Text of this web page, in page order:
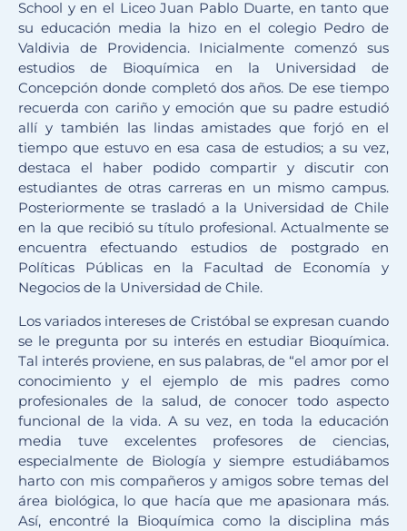
School y en el Liceo Juan Pablo Duarte, en tanto que
su educación media la hizo en el colegio Pedro de
Valdivia de Providencia. Inicialmente comenzó sus
estudios de Bioquímica en la Universidad de
Concepción donde completó dos años. De ese tiempo
recuerda con cariño y emoción que su padre estudió
allí y también las lindas amistades que forjó en el
tiempo que estuvo en esa casa de estudios; a su vez,
destaca el haber podido compartir y discutir con
estudiantes de otras carreras en un mismo campus.
Posteriormente se trasladó a la Universidad de Chile
en la que recibió su título profesional. Actualmente se
encuentra efectuando estudios de postgrado en
Políticas Públicas en la Facultad de Economía y
Negocios de la Universidad de Chile.
Los variados intereses de Cristóbal se expresan cuando
se le pregunta por su interés en estudiar Bioquímica.
Tal interés proviene, en sus palabras, de “el amor por el
conocimiento y el ejemplo de mis padres como
profesionales de la salud, de conocer todo aspecto
funcional de la vida. A su vez, en toda la educación
media tuve excelentes profesores de ciencias,
especialmente de Biología y siempre estudiábamos
harto con mis compañeros y amigos sobre temas del
área biológica, lo que hacía que me apasionara más.
Así, encontré la Bioquímica como la disciplina más